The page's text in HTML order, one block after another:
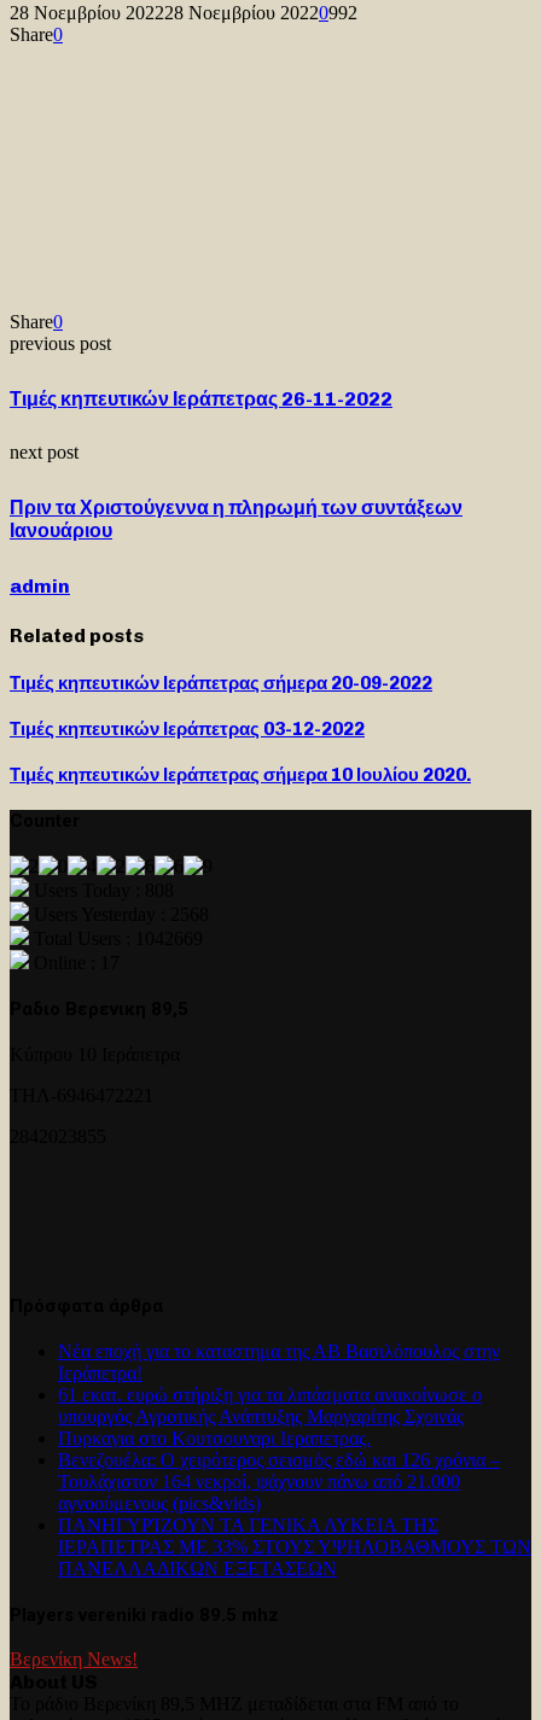
28 Νοεμβρίου 202228 Νοεμβρίου 20220992
Share0
Share0
previous post
Τιμές κηπευτικών Ιεράπετρας 26-11-2022
next post
Πριν τα Χριστούγεννα η πληρωμή των συντάξεων
Ιανουάριου
admin
Related posts
Τιμές κηπευτικών Ιεράπετρας σήμερα 20-09-2022
Τιμές κηπευτικών Ιεράπετρας 03-12-2022
Τιμές κηπευτικών Ιεράπετρας σήμερα 10 Ιουλίου 2020.
Νέα εποχή για το καταστημα της ΑΒ Βασιλόπουλος στην
Ιεράπετρα!
61 εκατ. ευρώ στήριξη για τα λιπάσματα ανακοίνωσε ο
υπουργός Αγροτικής Ανάπτυξης Μαργαρίτης Σχοινάς
Πυρκαγια στο Κουτσουναρι Ιεραπετρας.
Βενεζουέλα: Ο χειρότερος σεισμός εδώ και 126 χρόνια –
Τουλάχιστον 164 νεκροί, ψάχνουν πάνω από 21.000
αγνοούμενους (pics&vids)
ΠΑΝΗΓΥΡΊΖΟΥΝ ΤΑ ΓΕΝΙΚΑ ΛΥΚΕΙΑ ΤΗΣ
ΙΕΡΑΠΕΤΡΑΣ ΜΕ 33% ΣΤΟΥΣ ΥΨΗΛΟΒΑΘΜΟΥΣ ΤΩΝ
ΠΑΝΕΛΛΑΔΙΚΩΝ ΕΞΕΤΑΣΕΩΝ
Βερενίκη News!